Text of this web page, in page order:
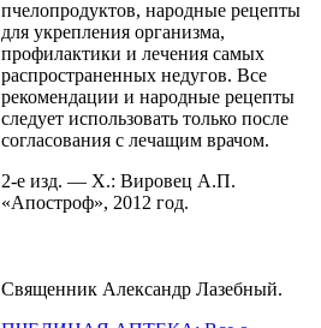
пчелопродуктов, народные рецепты
для укрепления организма,
профилактики и лечения самых
распространенных недугов. Все
рекомендации и народные рецепты
следует использовать только после
согласования с лечащим врачом.
2-е изд. — X.: Вировец А.П.
«Апостроф», 2012 год.
Священник Александр Лазебный.